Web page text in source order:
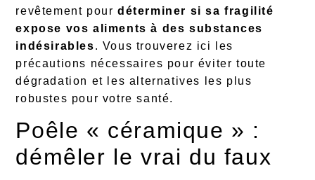
revêtement pour déterminer si sa fragilité
expose vos aliments à des substances
indésirables. Vous trouverez ici les
précautions nécessaires pour éviter toute
dégradation et les alternatives les plus
robustes pour votre santé.
Poêle « céramique » :
démêler le vrai du faux